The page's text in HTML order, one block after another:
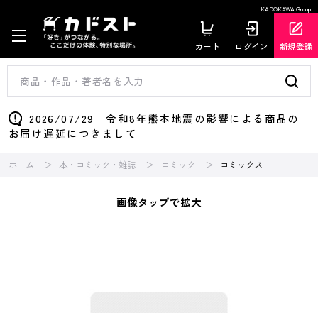
KADOKAWA Group
カート ログイン 新規登録
2026/07/29 令和8年熊本地震の影響による商品の
お届け遅延につきまして
ホーム 本・コミック・雑誌 コミック コミックス
画像タップで拡大